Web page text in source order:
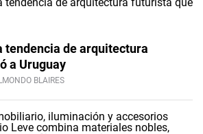
tendencia de arquitectura
a Uruguay
BLAIRES